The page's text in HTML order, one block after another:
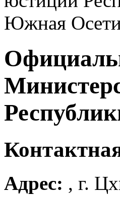
Адрес: , г.